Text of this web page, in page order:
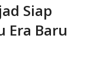
Siap
Era Baru